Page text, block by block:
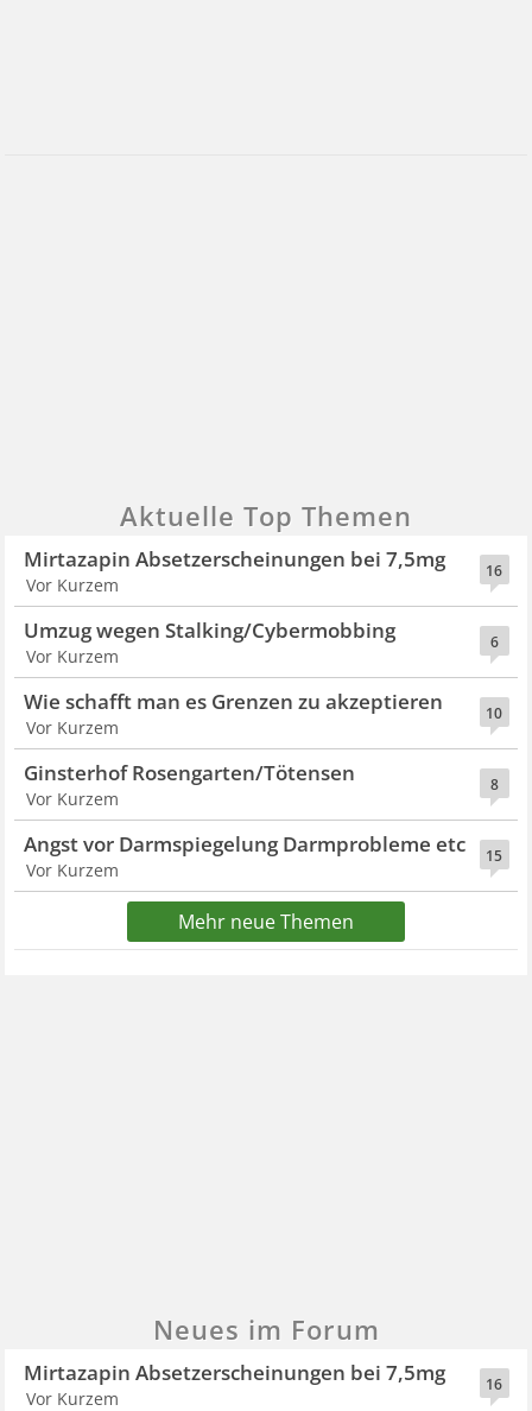
Aktuelle Top Themen
16
Mirtazapin Absetzerscheinungen bei 7,5mg
Vor Kurzem
6
Umzug wegen Stalking/Cybermobbing
Vor Kurzem
10
Wie schafft man es Grenzen zu akzeptieren
Vor Kurzem
8
Ginsterhof Rosengarten/Tötensen
Vor Kurzem
15
Angst vor Darmspiegelung Darmprobleme etc
Vor Kurzem
Mehr neue Themen
Neues im Forum
16
Mirtazapin Absetzerscheinungen bei 7,5mg
Vor Kurzem